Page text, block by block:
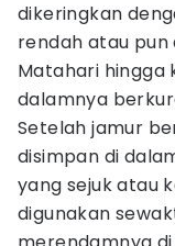
dikeringkan
rendah atau
Matahari hingga
dalamnya
Setelah jamur
disimpan di
yang sejuk atau
digunakan